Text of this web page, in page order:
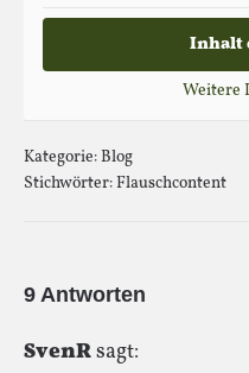
Inhalt
Weitere
Kategorie:Blog
Stichwörter:Flauschcontent
9 Antworten
SvenRsagt: